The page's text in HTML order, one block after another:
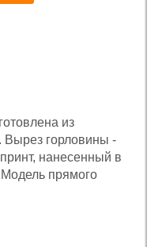
из
Вырез горловины -
нанесенный в
прямого